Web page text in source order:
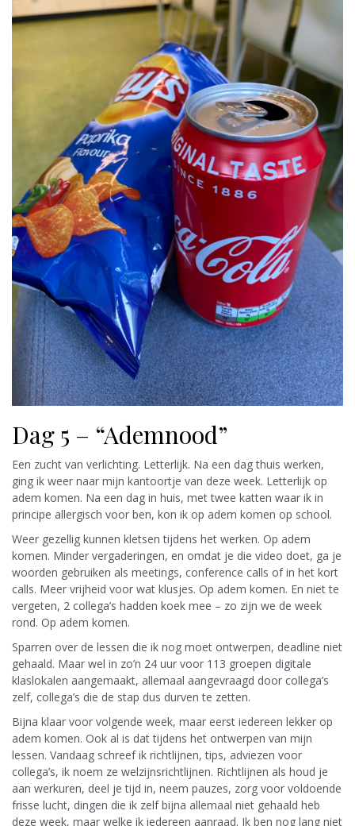
Dag 5 – “Ademnood”
Een zucht van verlichting. Letterlijk. Na een dag thuis werken,
ging ik weer naar mijn kantoortje van deze week. Letterlijk op
adem komen. Na een dag in huis, met twee katten waar ik in
principe allergisch voor ben, kon ik op adem komen op school.
Weer gezellig kunnen kletsen tijdens het werken. Op adem
komen. Minder vergaderingen, en omdat je die video doet, ga je
woorden gebruiken als meetings, conference calls of in het kort
calls. Meer vrijheid voor wat klusjes. Op adem komen. En niet te
vergeten, 2 collega’s hadden koek mee – zo zijn we de week
rond. Op adem komen.
Sparren over de lessen die ik nog moet ontwerpen, deadline niet
gehaald. Maar wel in zo’n 24 uur voor 113 groepen digitale
klaslokalen aangemaakt, allemaal aangevraagd door collega’s
zelf, collega’s die de stap dus durven te zetten.
Bijna klaar voor volgende week, maar eerst iedereen lekker op
adem komen. Ook al is dat tijdens het ontwerpen van mijn
lessen. Vandaag schreef ik richtlijnen, tips, adviezen voor
collega’s, ik noem ze welzijnsrichtlijnen. Richtlijnen als houd je
aan werkuren, deel je tijd in, neem pauzes, zorg voor voldoende
frisse lucht, dingen die ik zelf bijna allemaal niet gehaald heb
deze week, maar welke ik iedereen aanraad. Ik ben nog lang niet